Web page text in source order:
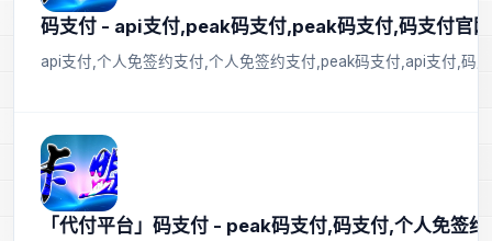
码支付 - api支付,peak码支付,peak码支付,码支付官网
api支付,个人免签约支付,个人免签约支付,peak码支付,api支付,码
「代付平台」码支付 - peak码支付,码支付,个人免签